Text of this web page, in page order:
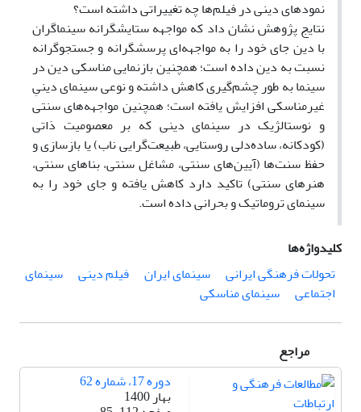
نمودهای دینی در فیلم‌ها چه تغییراتی داشته است؟
نتایج پژوهش نشان داد که مواجهه ستایشگرانه سینماگران
با دین جای خود را به مواجهه‌ای پرسشگرانه و جستجوگرانه
نسبت به دین داده است؛ همچنین بازنمایی مناسکی دین در
سینما به طور چشم‌گیری کاهش داشته و نوعی سینمای دینیِ
غیرمناسکی افزایش یافته است؛ همچنین مواجهه‌های سنتی
و نوستالژیک در سینمای دینی که بر معصومیت ذاتی
(کودکانه، ساده‌دلی روستایی، طبیعت‌گرایی ناب) یا بازسازی و
حفظ سنت‌ها (آیین‌های سنتی، مشاغل سنتی، بناهای سنتی،
هنرهای سنتی) تاکید دارد کاهش یافته و جای خود را به
سینمای تروماتیک و بحرانی داده است.
کلیدواژه‌ها
تحولات فرهنگی ایرانی
سینمای ایران فیلم دینی
سینمای
اجتماعی
سینمای مناسکی
مراجع
دوره 17، شماره 62
بهار 1400